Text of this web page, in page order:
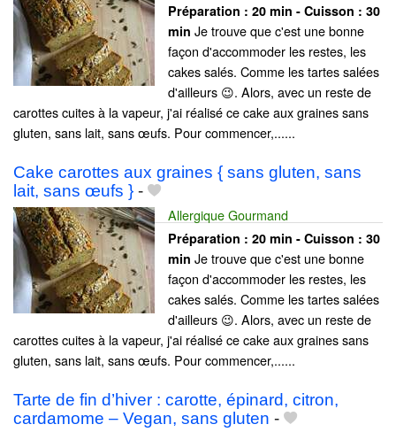
Préparation : 20 min - Cuisson : 30
min Je trouve que c'est une bonne
façon d'accommoder les restes, les
cakes salés. Comme les tartes salées
d'ailleurs 😉. Alors, avec un reste de
carottes cuites à la vapeur, j'ai réalisé ce cake aux graines sans
gluten, sans lait, sans œufs. Pour commencer,......
Cake carottes aux graines { sans gluten, sans
lait, sans œufs } -
Allergique Gourmand
Préparation : 20 min - Cuisson : 30
min Je trouve que c'est une bonne
façon d'accommoder les restes, les
cakes salés. Comme les tartes salées
d'ailleurs 😉. Alors, avec un reste de
carottes cuites à la vapeur, j'ai réalisé ce cake aux graines sans
gluten, sans lait, sans œufs. Pour commencer,......
Tarte de fin d’hiver : carotte, épinard, citron,
cardamome – Vegan, sans gluten -